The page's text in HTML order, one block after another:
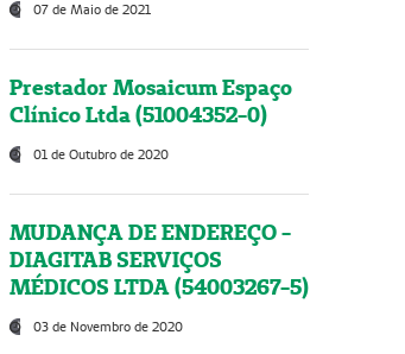
07 de Maio de 2021
Prestador Mosaicum Espaço
Clínico Ltda (51004352-0)
01 de Outubro de 2020
MUDANÇA DE ENDEREÇO -
DIAGITAB SERVIÇOS
MÉDICOS LTDA (54003267-5)
03 de Novembro de 2020